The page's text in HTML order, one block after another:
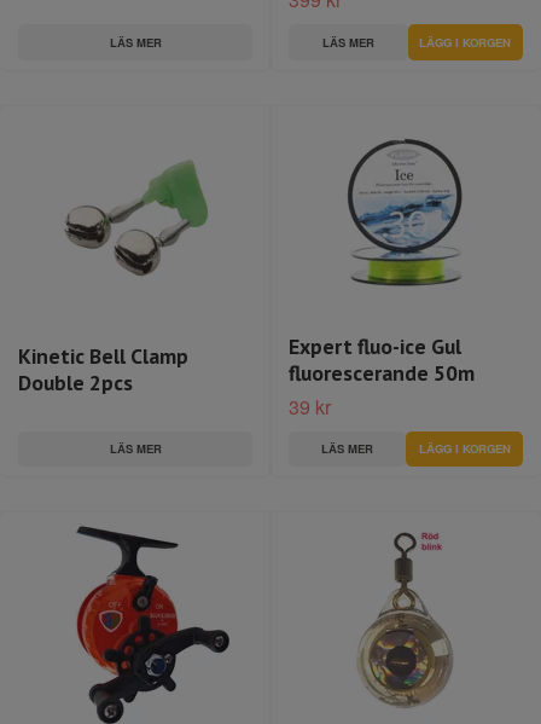
LÄS MER LÄS MER
Kinetic Bell Clamp
Double 2pcs
LÄS MER
Expert fluo-ice Gul
fluorescerande 50m
39 kr
LÄS MER LÄGG I KORGEN